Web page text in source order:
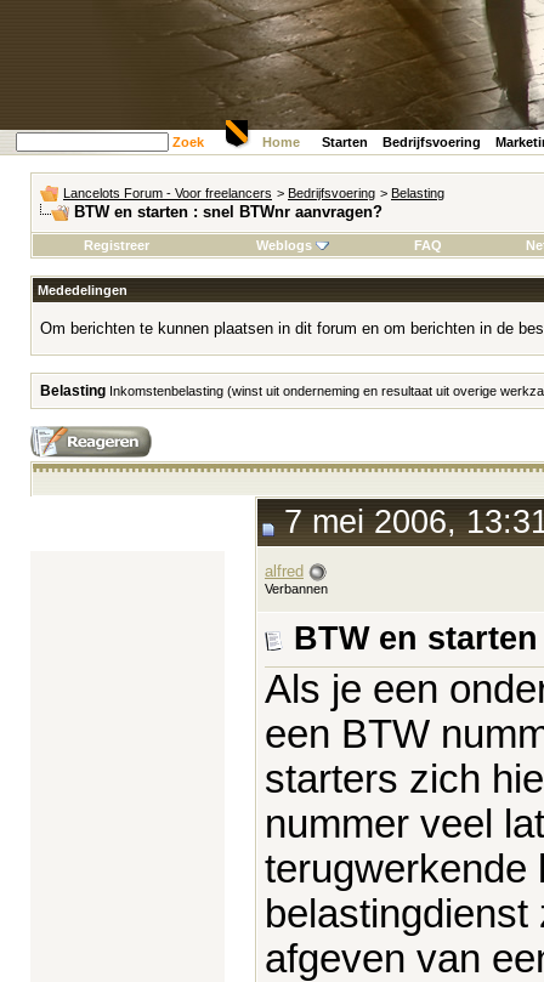
Zoek Home Starten Bedrijfsvoering
Lancelots Forum - Voor freelancers > Bedrijfsvoering > Belasting
BTW en starten : snel BTWnr aanvragen?
Registreer Weblogs FAQ
Mededelingen
Om berichten te kunnen plaatsen in dit forum en om berichten in de
Belasting Inkomstenbelasting (winst uit onderneming en resultaat uit overige
7 mei 2006,
alfred
Verbannen
BTW en
Als je een
een BTW
starters zich
nummer veel
terugwerkende
afgeven van